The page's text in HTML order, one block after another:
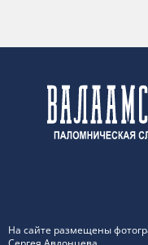
На сайте размещены